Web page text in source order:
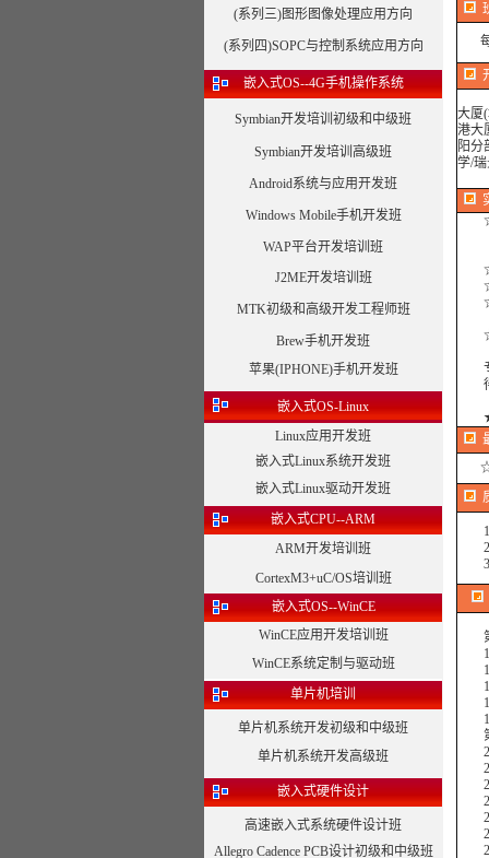
(系列三)图形图像处理应用方向
(系列四)SOPC与控制系统应用方向
嵌入式OS--4G手机操作系统
Symbian开发培训初级和中级班
Symbian开发培训高级班
Android系统与应用开发班
Windows Mobile手机开发班
WAP平台开发培训班
J2ME开发培训班
MTK初级和高级开发工程师班
Brew手机开发班
苹果(IPHONE)手机开发班
嵌入式OS-Linux
Linux应用开发班
嵌入式Linux系统开发班
嵌入式Linux驱动开发班
嵌入式CPU--ARM
ARM开发培训班
CortexM3+uC/OS培训班
嵌入式OS--WinCE
WinCE应用开发培训班
WinCE系统定制与驱动班
单片机培训
单片机系统开发初级和中级班
单片机系统开发高级班
嵌入式硬件设计
高速嵌入式系统硬件设计班
Allegro Cadence PCB设计初级和中级班
每
大厦
港大
阳分
学/
最
☆
☆
☆
☆
☆合
专
得
1、
2、
3、
第
1.1
1.2
1.3
1.4
1.5
第2
2.1
2.2
2.3
2.4
2.5
2.6
2.7